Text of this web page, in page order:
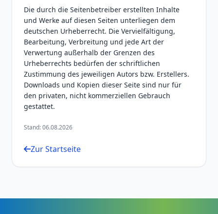
Die durch die Seitenbetreiber erstellten Inhalte
und Werke auf diesen Seiten unterliegen dem
deutschen Urheberrecht. Die Vervielfältigung,
Bearbeitung, Verbreitung und jede Art der
Verwertung außerhalb der Grenzen des
Urheberrechts bedürfen der schriftlichen
Zustimmung des jeweiligen Autors bzw. Erstellers.
Downloads und Kopien dieser Seite sind nur für
den privaten, nicht kommerziellen Gebrauch
gestattet.
Stand: 06.08.2026
Zur Startseite